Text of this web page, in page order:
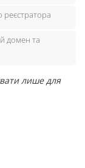
реєстратора
домен та
лише для